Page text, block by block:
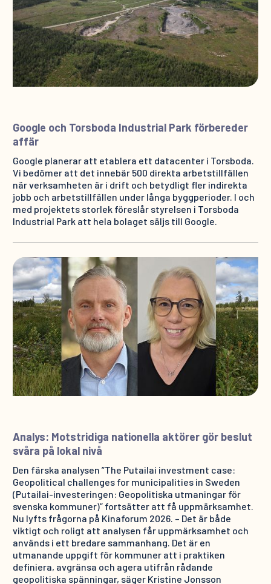
Google och Torsboda Industrial Park förbereder
affär
Google planerar att etablera ett datacenter i Torsboda.
Vi bedömer att det innebär 500 direkta arbetstillfällen
när verksamheten är i drift och betydligt fler indirekta
jobb och arbetstillfällen under långa byggperioder. I och
med projektets storlek föreslår styrelsen i Torsboda
Industrial Park att hela bolaget säljs till Google.
Analys: Motstridiga nationella aktörer gör beslut
svåra på lokal nivå
Den färska analysen ”The Putailai investment case:
Geopolitical challenges for municipalities in Sweden
(Putailai-investeringen: Geopolitiska utmaningar för
svenska kommuner)” fortsätter att få uppmärksamhet.
Nu lyfts frågorna på Kinaforum 2026. – Det är både
viktigt och roligt att analysen får uppmärksamhet och
används i ett bredare sammanhang. Det är en
utmanande uppgift för kommuner att i praktiken
definiera, avgränsa och agera utifrån rådande
geopolitiska spänningar, säger Kristine Jonsson